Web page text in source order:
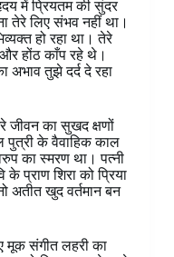
में प्रियतम की सुंदर
तेरे लिए संभव नहीं था।
हो रहा था। तेरे
होंठ काँप रहे थे।
अभाव तुझे दर्द दे रहा
जीवन का सुखद क्षणों
पुत्री के वैवाहिक काल
का स्मरण था। पत्नी
प्राण शिरा को प्रिया
अतीत खुद वर्तमान बन
संगीत लहरी का